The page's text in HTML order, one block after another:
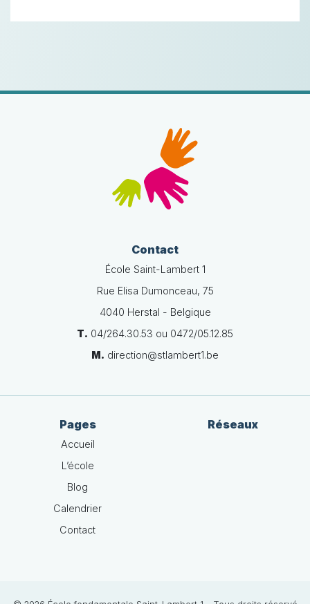
Contact
École Saint-Lambert 1
Rue Elisa Dumonceau, 75
4040 Herstal - Belgique
T. 04/264.30.53 ou 0472/05.12.85
M. direction@stlambert1.be
Pages
Accueil
L’école
Blog
Calendrier
Contact
Réseaux